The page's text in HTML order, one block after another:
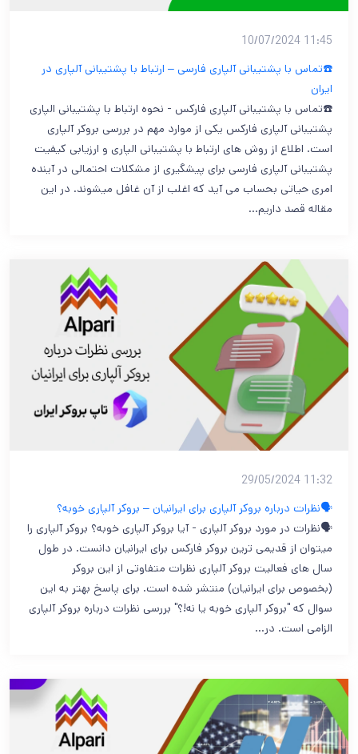
11:45 10/07/2024
☎️تماس با پشتیبانی آلپاری فارسی – ارتباط با پشتیبانی آلپاری در
ایران
☎️تماس با پشتیبانی آلپاری فارکس - نحوه ارتباط با پشتیبانی الپاری
پشتیبانی آلپاری فارکس یکی از موارد مهم در بررسی بروکر آلپاری
است. اطلاع از روش های ارتباط با پشتیبانی الپاری و ارزیابی کیفیت
پشتیبانی آلپاری فارسی برای پیشگیری از مشکلات احتمالی در آینده
امری حیاتی بحساب می آید که اغلب از آن غافل میشوند. در این
مقاله قصد داریم…
11:32 29/05/2024
🗣️نظرات درباره بروکر آلپاری برای ایرانیان – بروکر آلپاری خوبه؟
🗣️نظرات در مورد بروکر آلپاری - آیا بروکر آلپاری خوبه؟ بروکر آلپاری را
میتوان از قدیمی ترین بروکر فارکس برای ایرانیان دانست. در طول
سال های فعالیت بروکر آلپاری نظرات متفاوتی از این بروکر
(بخصوص برای ایرانیان) منتشر شده است. برای پاسخ بهتر به این
سوال که "بروکر آلپاری خوبه یا نه!؟" بررسی نظرات درباره بروکر آلپاری
الزامی است. در…